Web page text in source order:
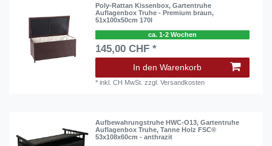
Poly-Rattan Kissenbox, Gartentruhe
Auflagenbox Truhe - Premium braun,
51x100x50cm 170l
ca. 1-2 Wochen
145,00 CHF *
In den Warenkorb
*inkl. CH MwSt. zzgl.Versandkosten
Aufbewahrungstruhe HWC-O13, Gartentruhe
Auflagenbox Truhe, Tanne Holz FSC®
53x108x60cm - anthrazit